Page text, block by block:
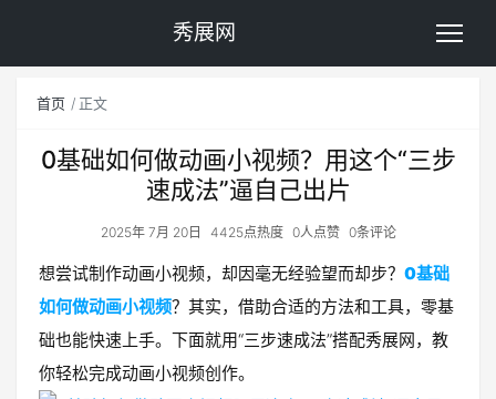
秀展网
首页 正文
0基础如何做动画小视频？用这个“三步
速成法”逼自己出片
2025年 7月 20日 4425点热度 0人点赞 0条评论
想尝试制作动画小视频，却因毫无经验望而却步？ 0基础
如何做动画小视频？其实，借助合适的方法和工具，零基
础也能快速上手。下面就用“三步速成法”搭配秀展网，教
你轻松完成动画小视频创作。